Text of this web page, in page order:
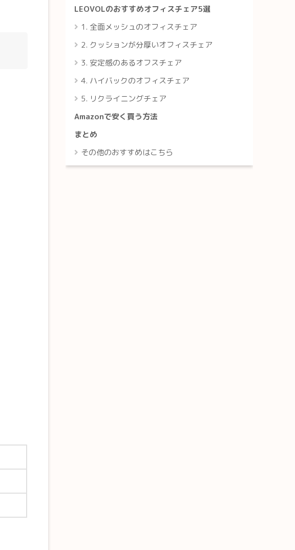
LEOVOLのおすすめオフィスチェア5選
1. 全面メッシュのオフィスチェア
2. クッションが分厚いオフィスチェア
3. 安定感のあるオフスチェア
4. ハイバックのオフィスチェア
5. リクライニングチェア
Amazonで安く買う方法
まとめ
その他のおすすめはこちら